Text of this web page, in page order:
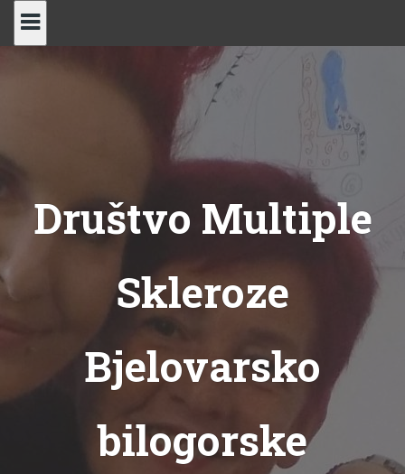
Skip
Društvo Multiple
Skleroze
Bjelovarsko
bilogorske